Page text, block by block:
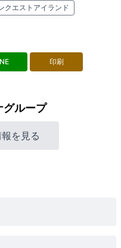
クエストアイランド
印刷
グループ
を見る